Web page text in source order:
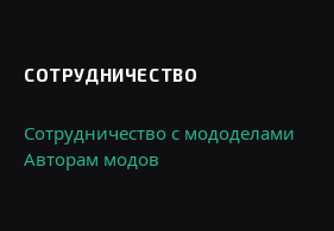
СОТРУДНИЧЕСТВО
Сотрудничество с мододелами
Авторам модов